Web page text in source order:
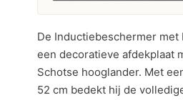
De Inductiebeschermer
een decoratieve afdekplaat
Schotse hooglander. Met
52 cm bedekt hij de